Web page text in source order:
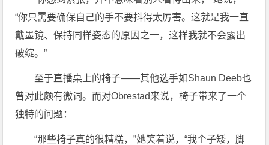
“你只需要确保自己的手不要抖得太厉害。这就是我一直
戴墨镜、保持同样姿态的原因之一，这样我就不会露出
破绽。”
至于直播桌上的椅子——其他选手如Shaun Deeb也
曾对此颇有微词。而对Obrestad来说，椅子带来了一个
独特的问题：
“那些椅子真的很糟糕，”她笑着说，“我个子矮，脚